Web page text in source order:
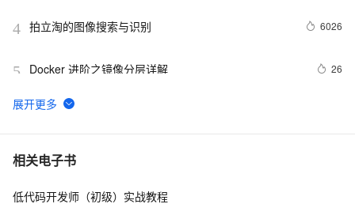
4 拍立淘的图像搜索与识别 6026
5 Docker 进阶之镜像分层详解 26
6 GET 请求和 POST 请求的安全性有何区别？
7 hdu 3015 Disharmony Trees
8 perl--CGI编程之Apache服务器安装配置
相关电子书
低代码开发师（初级）实战教程